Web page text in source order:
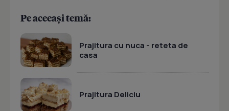
Pe aceeași temă:
Prajitura cu nuca - reteta de
casa
Prajitura Deliciu